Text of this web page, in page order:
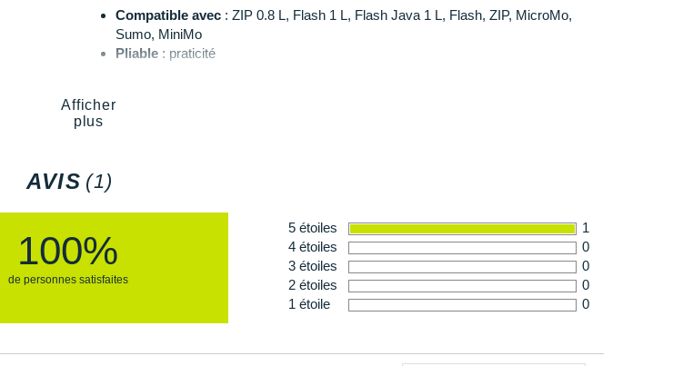
Compatible avec: ZIP 0.8 L, Flash 1 L, Flash Java 1 L, Flash, ZIP, MicroMo,
Sumo, MiniMo
Pliable: praticité
Les autres produits
Afficher
plus
AVIS (1)
100%
de personnes satisfaites
5 étoiles
1
4 étoiles
0
3 étoiles
0
2 étoiles
0
1 étoile
0